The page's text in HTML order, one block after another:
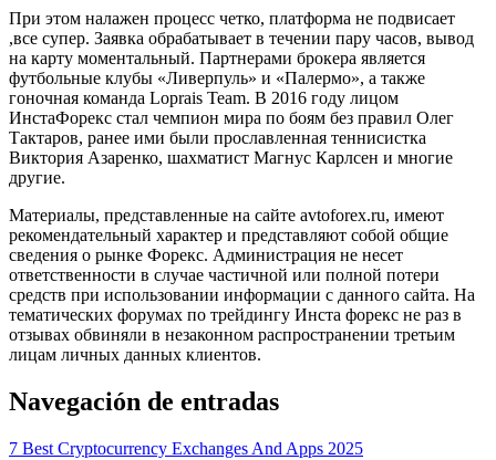
При этом налажен процесс четко, платформа не подвисает
,все супер. Заявка обрабатывает в течении пару часов, вывод
на карту моментальный. Партнерами брокера является
футбольные клубы «Ливерпуль» и «Палермо», а также
гоночная команда Loprais Team. В 2016 году лицом
ИнстаФорекс стал чемпион мира по боям без правил Олег
Тактаров, ранее ими были прославленная теннисистка
Виктория Азаренко, шахматист Магнус Карлсен и многие
другие.
Материалы, представленные на сайте avtoforex.ru, имеют
рекомендательный характер и представляют собой общие
сведения о рынке Форекс. Администрация не несет
ответственности в случае частичной или полной потери
средств при использовании информации с данного сайта. На
тематических форумах по трейдингу Инста форекс не раз в
отзывах обвиняли в незаконном распространении третьим
лицам личных данных клиентов.
Navegación de entradas
7 Best Cryptocurrency Exchanges And Apps 2025